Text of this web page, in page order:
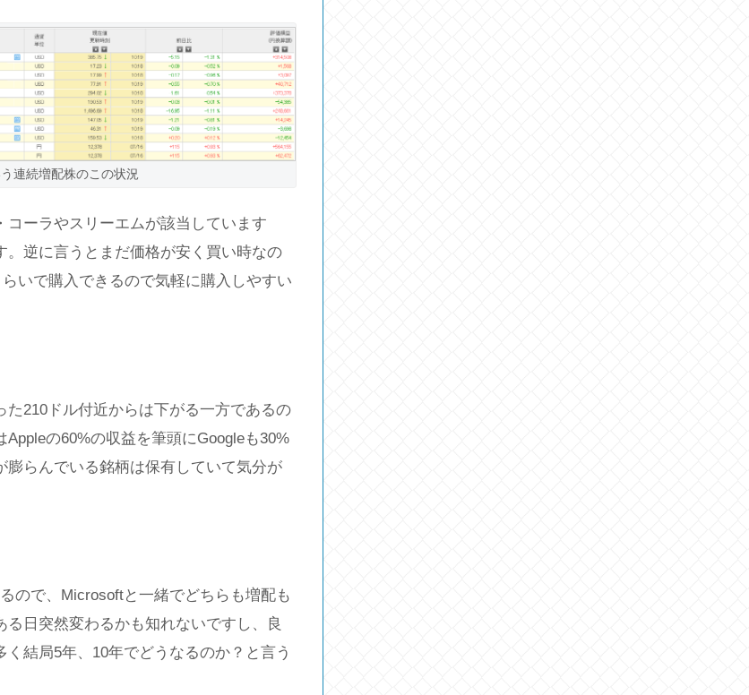
連続増配株のこの状況
ーラやスリーエムが該当しています
逆に言うとまだ価格が安く買い時なの
いで購入できるので気軽に購入しやすい
210ドル付近からは下がる一方であるの
の60%の収益を筆頭にGoogleも30%
らんでいる銘柄は保有していて気分が
ので、Microsoftと一緒でどちらも増配も
日突然変わるかも知れないですし、良
結局5年、10年でどうなるのか？と言う